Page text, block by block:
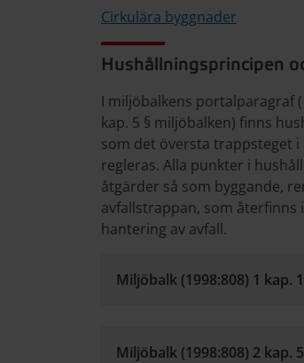
Cirkulära byggnader
Hushållningsprincipen
I miljöbalkens portalparagraf
kap. 5 § miljöbalken) finns
som det översta trappsteget
regleras. Alla punkter i
åtgärder så som byggande,
avfallstrappan, som
hantering av avfall.
Miljöbalk (1998:808) 1 kap.
Miljöbalk (1998:808) 2 kap.